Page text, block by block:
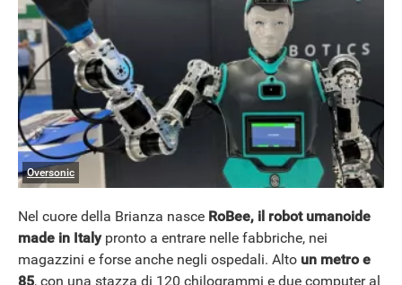
tecnologie.
Oversonic
Nel cuore della Brianza nasce RoBee, il robot umanoide
made in Italypronto a entrare nelle fabbriche, nei
magazzini e forse anche negli ospedali. Alto un metro e
85, con una stazza di 120 chilogrammi e due computer al